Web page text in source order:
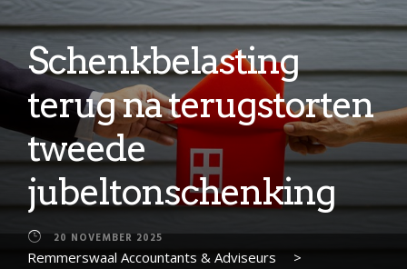
Schenkbelasting
terug na terugstorten
tweede
jubeltonschenking
20 NOVEMBER 2025
Remmerswaal Accountants & Adviseurs
>